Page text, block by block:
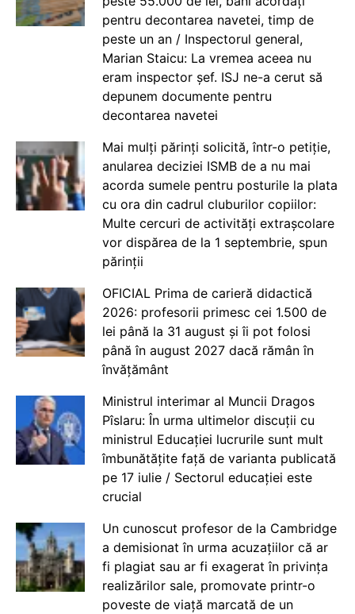
pentru decontarea navetei, timp de
peste un an / Inspectorul general,
Marian Staicu: La vremea aceea nu
eram inspector șef. ISJ ne-a cerut să
depunem documente pentru
decontarea navetei
Mai mulți părinți solicită, într-o petiție,
anularea deciziei ISMB de a nu mai
acorda sumele pentru posturile la plata
cu ora din cadrul cluburilor copiilor:
Multe cercuri de activități extrașcolare
vor dispărea de la 1 septembrie, spun
părinții
OFICIAL Prima de carieră didactică
2026: profesorii primesc cei 1.500 de
lei până la 31 august și îi pot folosi
până în august 2027 dacă rămân în
învățământ
Ministrul interimar al Muncii Dragos
Pîslaru: În urma ultimelor discuții cu
ministrul Educației lucrurile sunt mult
îmbunătățite față de varianta publicată
pe 17 iulie / Sectorul educației este
crucial
Un cunoscut profesor de la Cambridge
a demisionat în urma acuzațiilor că ar
fi plagiat sau ar fi exagerat în privința
realizărilor sale, promovate printr-o
poveste de viață marcată de un